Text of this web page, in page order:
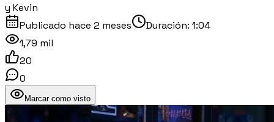
y Kevin
Publicado hace 2 meses Duración: 1:04
1,79 mil
20
0
Marcar como visto